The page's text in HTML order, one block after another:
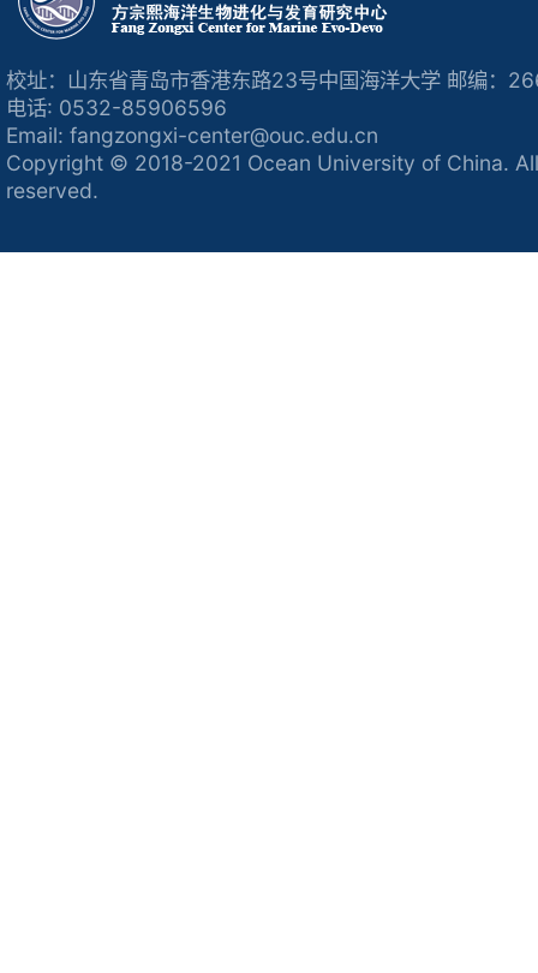
校址：山东省青岛市香港东路23号中国海洋大学 邮编：
电话: 0532-85906596
Email: fangzongxi-center@ouc.edu.cn
Copyright © 2018-2021 Ocean University of China.
reserved.